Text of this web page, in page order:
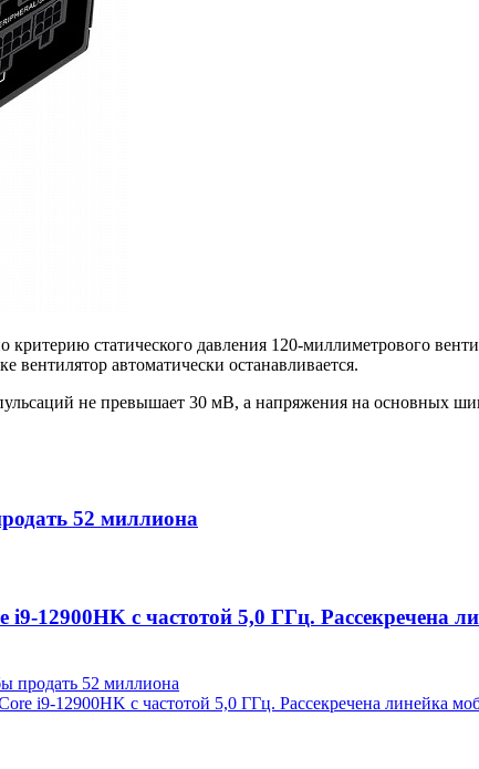
статического давления 120-миллиметрового
вентилятор автоматически останавливается.
не превышает 30 мВ, а напряжения на основных
52 миллиона
12900HK с частотой 5,0 ГГц. Рассекречена
продать 52 миллиона
i9-12900HK с частотой 5,0 ГГц. Рассекречена линейка